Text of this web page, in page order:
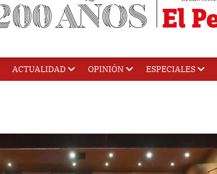
ACTUALIDAD OPINIÓN ESPECIALES